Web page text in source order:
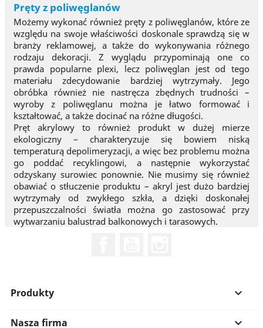
Pręty z poliwęglanów
Możemy wykonać również pręty z poliwęglanów, które ze
względu na swoje właściwości doskonale sprawdzą się w
branży reklamowej, a także do wykonywania różnego
rodzaju dekoracji. Z wyglądu przypominają one co
prawda popularne plexi, lecz poliwęglan jest od tego
materiału zdecydowanie bardziej wytrzymały. Jego
obróbka również nie nastręcza zbędnych trudności –
wyroby z poliwęglanu można je łatwo formować i
kształtować, a także docinać na różne długości.
Pręt akrylowy to również produkt w dużej mierze
ekologiczny – charakteryzuje się bowiem niską
temperaturą depolimeryzacji, a więc bez problemu można
go poddać recyklingowi, a następnie wykorzystać
odzyskany surowiec ponownie. Nie musimy się również
obawiać o stłuczenie produktu – akryl jest dużo bardziej
wytrzymały od zwykłego szkła, a dzięki doskonałej
przepuszczalności światła można go zastosować przy
wytwarzaniu balustrad balkonowych i tarasowych.
Produkty 
Nasza firma 